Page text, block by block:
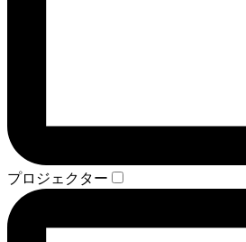
プロジェクター